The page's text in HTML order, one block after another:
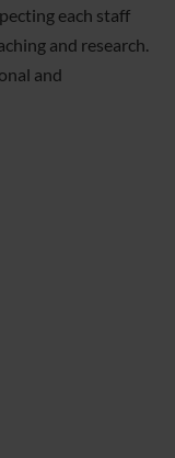
each staff
and research.
and